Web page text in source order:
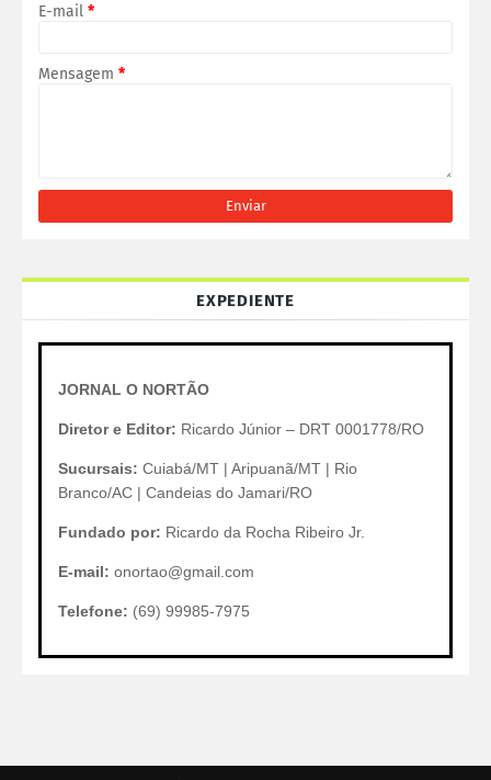
E-mail *
Mensagem *
EXPEDIENTE
JORNAL O NORTÃO
Diretor e Editor: Ricardo Júnior – DRT 0001778/RO
Sucursais: Cuiabá/MT | Aripuanã/MT | Rio
Branco/AC | Candeias do Jamari/RO
Fundado por: Ricardo da Rocha Ribeiro Jr.
E-mail: onortao@gmail.com
Telefone: (69) 99985-7975